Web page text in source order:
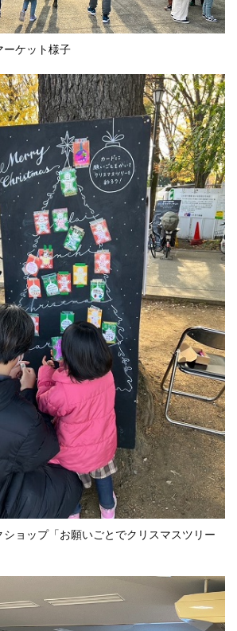
ーケット様子
ショップ「お願いごとでクリスマスツリー